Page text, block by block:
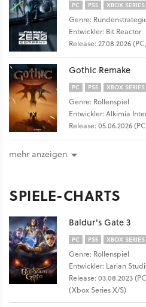
PC PS5 XBOX
Genre:
Entwickler: Bit Reactor
Release: 27.08.2026
Gothic Remake
PC PS5 XBOX
Genre: Rollenspiel
Entwickler: Alkimia
Release: 05.06.2026
mehr anzeigen
SPIELE-CHARTS
Baldur's Gate 3
PC PS5 XBOX
Genre: Rollenspiel
Entwickler: Larian
Release: 03.08.2023
(Xbox Series X/S)